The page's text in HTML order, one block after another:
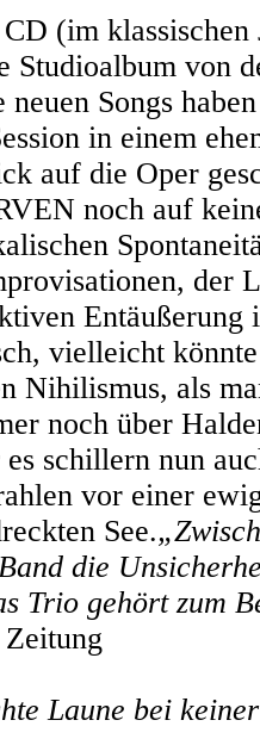
(im
Studioalbum von
Songs
in einem
auf die Oper
noch auf
der
vielleicht
Nihilismus, als
noch über
schillern nun
vor einer
See.
die
Trio gehört zum
Zeitung
Laune bei